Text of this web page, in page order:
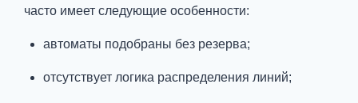
часто имеет следующие особенности:
автоматы подобраны без резерва;
отсутствует логика распределения линий;